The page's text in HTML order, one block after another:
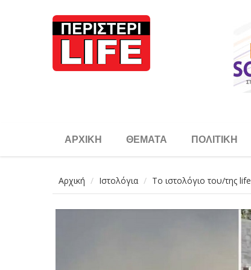
ΑΡΧΙΚΉ ΘΈΜΑΤΑ ΠΟΛΙΤΙΚΉ
Αρχική Ιστολόγια Το ιστολόγιο του/της life